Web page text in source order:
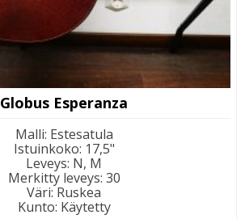
Globus Esperanza
Malli: Estesatula
Istuinkoko: 17,5"
Leveys: N, M
Merkitty leveys: 30
Väri: Ruskea
Kunto: Käytetty